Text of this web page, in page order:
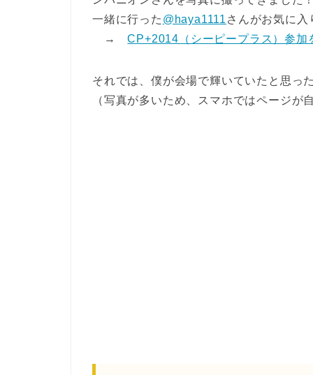
一緒に行った @haya1111 さんがお気に
→CP+2014（シーピープラス）参
それでは、僕が会場で輝いていたと思っ
（写真が多いため、スマホではページが